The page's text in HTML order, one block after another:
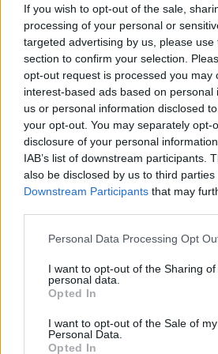
If you wish to opt-out of the sale,
processing of your personal or
targeted advertising by us, please
section to confirm your selection.
opt-out request is processed you may
interest-based ads based on personal
us or personal information disclosed
your opt-out. You may separately opt-
disclosure of your personal
IAB’s list of downstream participants.
also be disclosed by us to third parties
Downstream Participants that may
Personal Data Processing Opt
I want to opt-out of the Sharing of
personal data.
Opted In
I want to opt-out of the Sale of my
Personal Data.
Opted In
tiene buena pinta pero me parece que
manos libres y control por voz. El
esto pero la pantalla es de 4,3" que os
tiene cartografia en 3D pero no se si
en concreto me gustaria que la tubiera (
pero no se si Garmin da tan buen
Jose Tortola me comenta lo del iGo
es ( un software?? ) alguien me podria
iGo???
Responder
pacoA6
Publicado
serpent dijo: